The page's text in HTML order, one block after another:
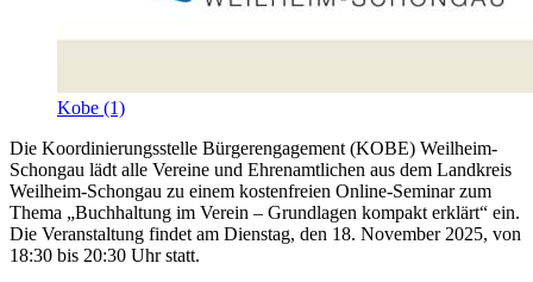
Kobe (1)
Die Koordinierungsstelle Bürgerengagement (KOBE) Weilheim-
Schongau lädt alle Vereine und Ehrenamtlichen aus dem Landkreis
Weilheim-Schongau zu einem kostenfreien Online-Seminar zum
Thema „Buchhaltung im Verein – Grundlagen kompakt erklärt“ ein.
Die Veranstaltung findet am Dienstag, den 18. November 2025, von
18:30 bis 20:30 Uhr statt.